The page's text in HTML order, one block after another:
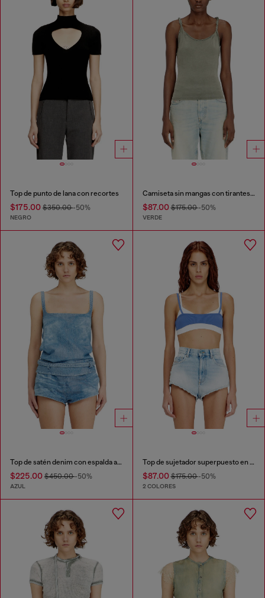
Top de punto de lana con recortes
$175.00 $350.00-50%
NEGRO
Camiseta sin mangas con tirantes retorcidos
$87.00$175.00-50%
VERDE
Top de satén denim con espalda abierta
$225.00 $450.00-50%
AZUL
Top de sujetador superpuesto en punto acanalado
$87.00$175.00-50%
2 COLORES